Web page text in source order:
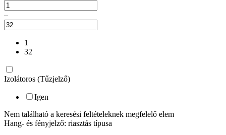
–
1
32
Izolátoros (Tűzjelző)
Igen
Nem található a keresési feltételeknek megfelelő elem
Hang- és fényjelző: riasztás típusa